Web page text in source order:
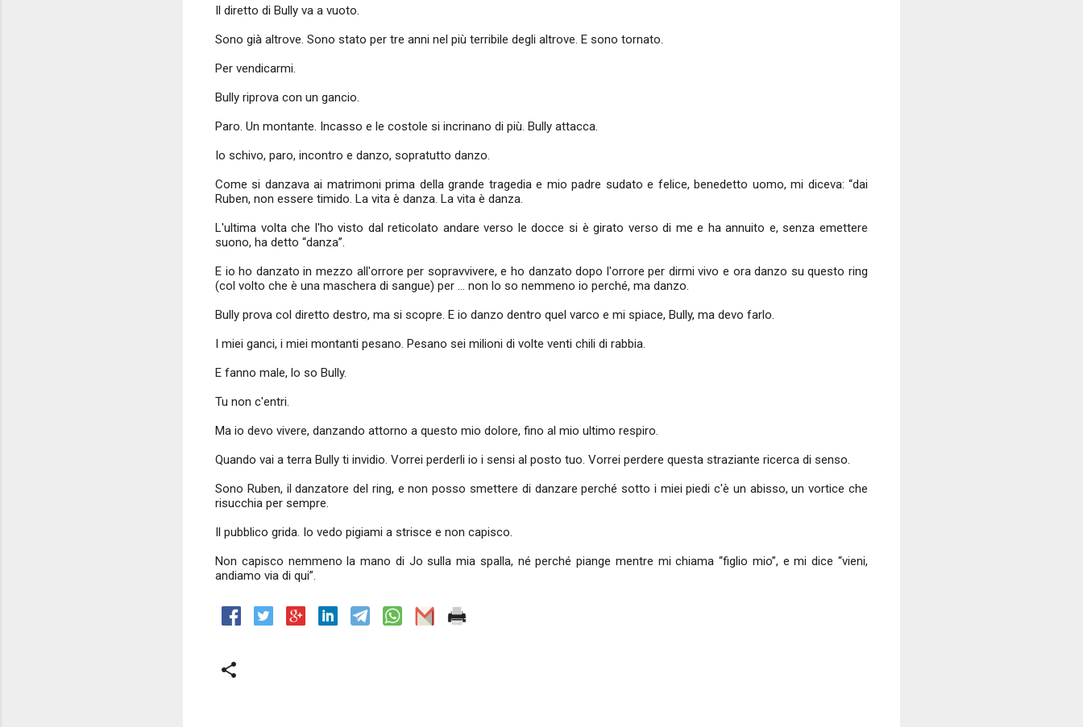
Il diretto di Bully va a vuoto.
Sono già altrove. Sono stato per tre anni nel più terribile degli altrove. E sono tornato.
Per vendicarmi.
Bully riprova con un gancio.
Paro. Un montante. Incasso e le costole si incrinano di più. Bully attacca.
Io schivo, paro, incontro e danzo, sopratutto danzo.
Come si danzava ai matrimoni prima della grande tragedia e mio padre sudato e felice, benedetto uomo, mi diceva: “dai
Ruben, non essere timido. La vita è danza. La vita è danza.
L'ultima volta che l'ho visto dal reticolato andare verso le docce si è girato verso di me e ha annuito e, senza emettere
suono, ha detto “danza”.
E io ho danzato in mezzo all'orrore per sopravvivere, e ho danzato dopo l'orrore per dirmi vivo e ora danzo su questo ring
(col volto che è una maschera di sangue) per … non lo so nemmeno io perché, ma danzo.
Bully prova col diretto destro, ma si scopre. E io danzo dentro quel varco e mi spiace, Bully, ma devo farlo.
I miei ganci, i miei montanti pesano. Pesano sei milioni di volte venti chili di rabbia.
E fanno male, lo so Bully.
Tu non c'entri.
Ma io devo vivere, danzando attorno a questo mio dolore, fino al mio ultimo respiro.
Quando vai a terra Bully ti invidio. Vorrei perderli io i sensi al posto tuo. Vorrei perdere questa straziante ricerca di senso.
Sono Ruben, il danzatore del ring, e non posso smettere di danzare perché sotto i miei piedi c'è un abisso, un vortice che
risucchia per sempre.
Il pubblico grida. Io vedo pigiami a strisce e non capisco.
Non capisco nemmeno la mano di Jo sulla mia spalla, né perché piange mentre mi chiama “figlio mio”, e mi dice “vieni,
andiamo via di qui”.